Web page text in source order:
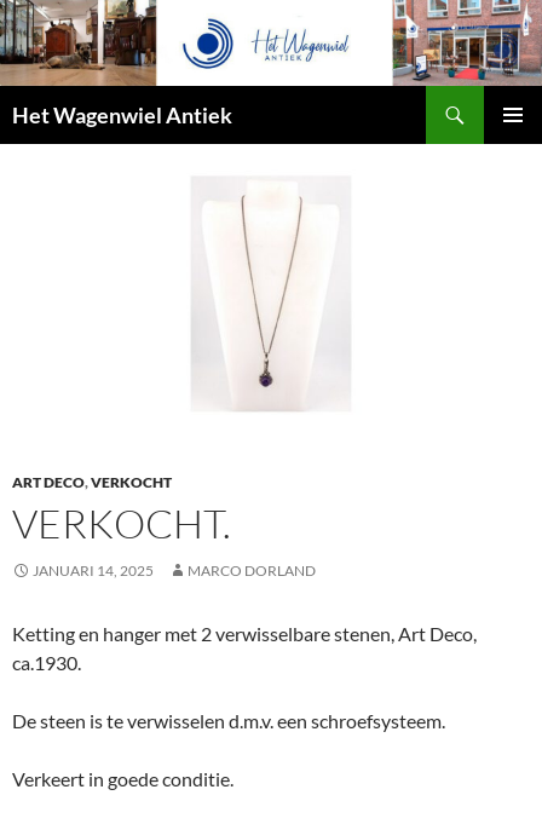
Het Wagenwiel Antiek
ART DECO,VERKOCHT
VERKOCHT.
JANUARI 14, 2025 MARCO DORLAND
Ketting en hanger met 2 verwisselbare stenen, Art Deco,
ca.1930.
De steen is te verwisselen d.m.v. een schroefsysteem.
Verkeert in goede conditie.